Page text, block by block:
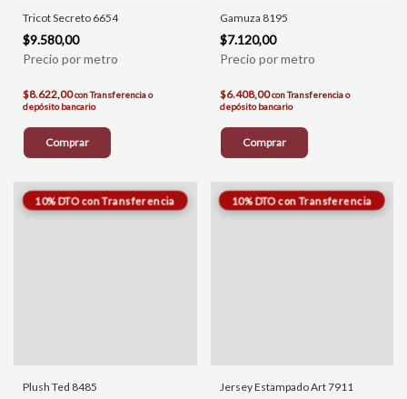
Tricot Secreto 6654
$9.580,00
$8.622,00conTransferencia o
depósito bancario
Comprar
Gamuza 8195
$7.120,00
$6.408,00conTransferencia o
depósito bancario
Comprar
Plush Ted 8485 Jersey Estampado Art 7911